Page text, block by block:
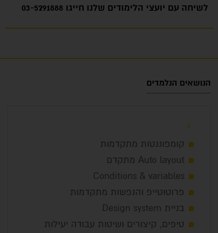
לשיחה עם יועצי הלימודים שלנו חייגו 03-5291888
הנושאים הנלמדים
קומפוננטות מתקדמות
Auto layout מתקדם
Conditions & variables
פרוטוטייפ והנפשות מתקדמות
בניית Design system
טיפים, קיצורים ושיטות עבודה יעילות